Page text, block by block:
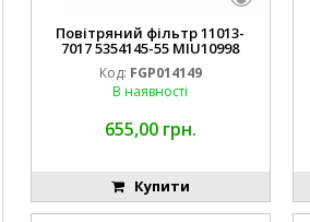
Повітряний фільтр 11013-
7017 5354145-55 MIU10998
FGP014149
Код: FGP014149
В наявності
655,00 грн.
Купити